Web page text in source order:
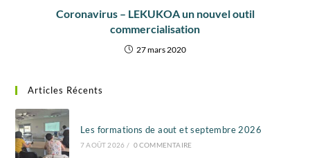
Coronavirus – LEKUKOA un nouvel outil
commercialisation
27 mars 2020
Articles Récents
Les formations de aout et septembre 2026
7 AOÛT 2026 / 0 COMMENTAIRE